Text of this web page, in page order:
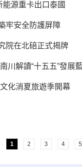
能源重卡出口泰國
牢安全防護屏障
院在北碚正式揭牌
川解讀“十五五”發展
化消夏旅遊季開幕
1 2 3 4 5